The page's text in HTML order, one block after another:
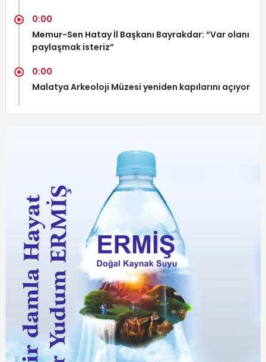
0:00
Memur-Sen Hatay İl Başkanı Bayrakdar: “Var olanı
paylaşmak isteriz”
0:00
Malatya Arkeoloji Müzesi yeniden kapılarını açıyor